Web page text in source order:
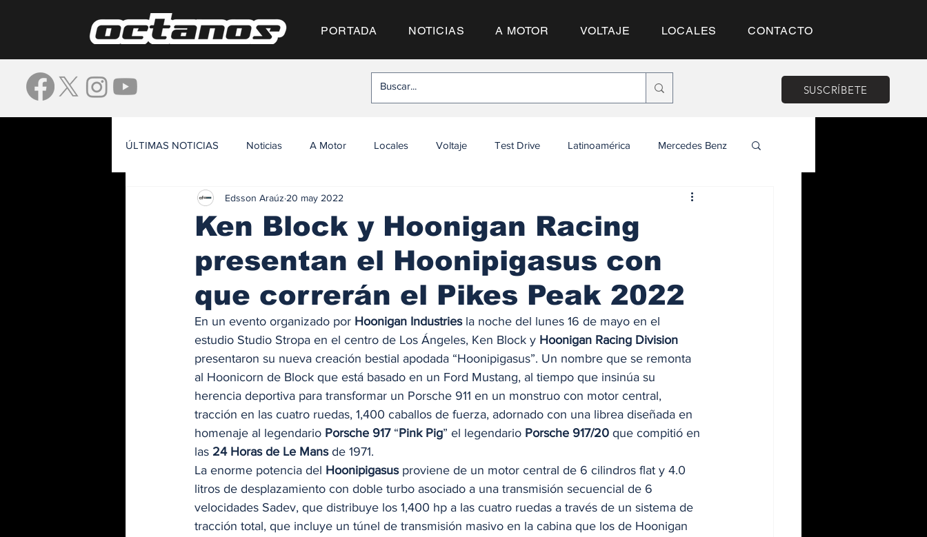
PORTADA NOTICIAS A MOTOR VOLTAJE LOCALES CONTACTO
SUSCRÍBETE
ÚLTIMAS NOTICIAS Noticias A Motor Locales Voltaje Test Drive Latinoamérica Mercedes Benz
Ken Block y Hoonigan Racing
presentan el Hoonipigasus con
que correrán el Pikes Peak 2022
Edsson Araúz 20 may 2022
En un evento organizado por Hoonigan Industries la noche del lunes 16 de mayo en el
estudio Studio Stropa en el centro de Los Ángeles, Ken Block y Hoonigan Racing Division
presentaron su nueva creación bestial apodada “Hoonipigasus”. Un nombre que se remonta
al Hoonicorn de Block que está basado en un Ford Mustang, al tiempo que insinúa su
herencia deportiva para transformar un Porsche 911 en un monstruo con motor central,
tracción en las cuatro ruedas, 1,400 caballos de fuerza, adornado con una librea diseñada en
homenaje al legendario Porsche 917 “Pink Pig” el legendario Porsche 917/20 que compitió en
las 24 Horas de Le Mans de 1971.
La enorme potencia del Hoonipigasus proviene de un motor central de 6 cilindros flat y 4.0
litros de desplazamiento con doble turbo asociado a una transmisión secuencial de 6
velocidades Sadev, que distribuye los 1,400 hp a las cuatro ruedas a través de un sistema de
tracción total, que incluye un túnel de transmisión masivo en la cabina que los de Hoonigan